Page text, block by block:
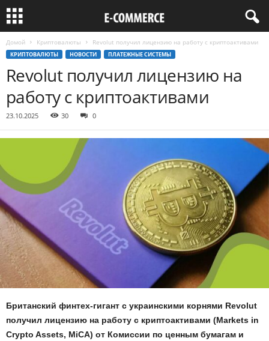
Домой Криптовалюты Revolut получил лицензию на работу с криптоактивами
КРИПТОВАЛЮТЫ НОВОСТИ ПЛАТЕЖНЫЕ СИСТЕМЫ
Revolut получил лицензию на
работу с криптоактивами
23.10.2025 30 0
Британский финтех-гигант с украинскими корнями Revolut
получил лицензию на работу с криптоактивами (Markets in
Crypto Assets, MiCA) от Комиссии по ценным бумагам и